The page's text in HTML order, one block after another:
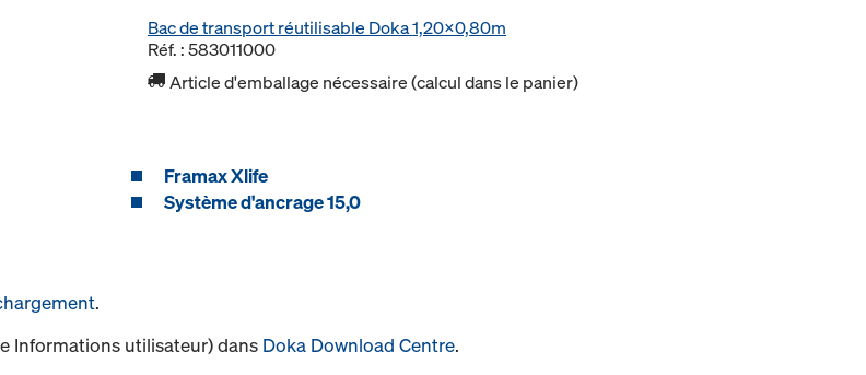
Bac de transport réutilisable Doka 1,20x0,80m
Réf. : 583011000
Article d'emballage nécessaire (calcul dans le panier)
Framax Xlife
Système d'ancrage 15,0
.
Informations utilisateur) dans Doka Download Centre.